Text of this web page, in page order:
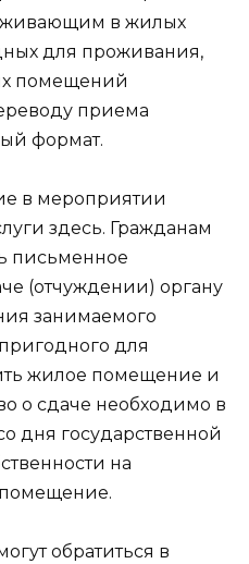
в жилых
для проживания,
помещений
приема
формат.
в мероприятии
здесь. Гражданам
письменное
(отчуждении) органу
занимаемого
для
жилое помещение и
о сдаче необходимо в
дня государственной
на
обратиться в